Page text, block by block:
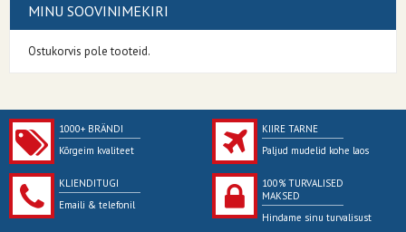
MINU SOOVINIMEKIRI
Ostukorvis pole tooteid.
1000+ BRÄNDI
Kõrgeim kvaliteet
KIIRE TARNE
Paljud mudelid kohe laos
KLIENDITUGI
Emaili & telefonil
100% TURVALISED
MAKSED
Hindame sinu turvalisust